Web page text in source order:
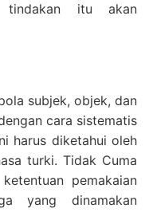
tindakan itu akan
subjek, objek, dan
cara sistematis
harus diketahui oleh
turki. Tidak Cuma
pemakaian
yang dinamakan